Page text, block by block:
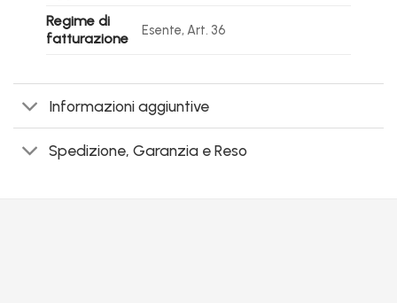
Regime di
fatturazione
Esente, Art. 36
Informazioni aggiuntive
Spedizione, Garanzia e Reso